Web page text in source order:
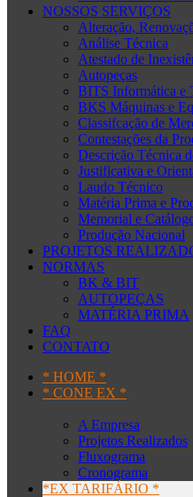
NOSSOS SERVIÇOS
Alteração,
Análise Técnica
Atestado de
Autopeças
BITS Informática e
BKS Máquinas e
Classifcação de
Contestações da
Descrição Técnica
Justificativa e
Laudo Técnico
Matéria Prima e
Memorial e
Produção Nacional
PROJETOS
NORMAS
BK & BIT
AUTOPEÇAS
MATÉRIA PRIMA
FAQ
CONTATO
* HOME *
* CONE EX *
A Empresa
Projetos Realizados
Fluxograma
Cronograma
*EX TARIFÁRIO *